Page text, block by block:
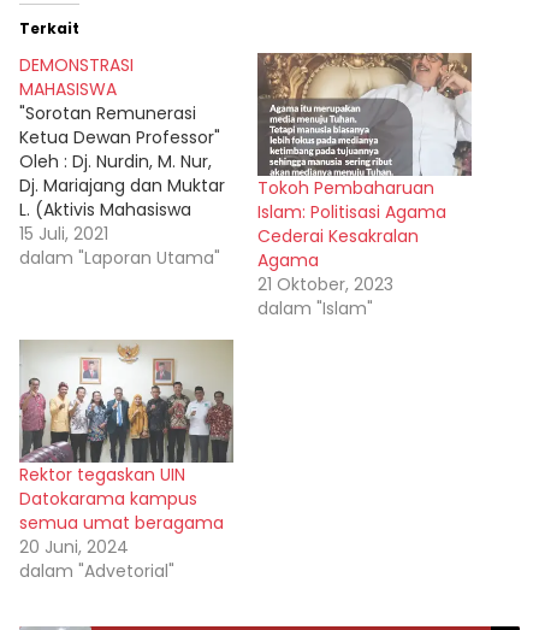
Terkait
DEMONSTRASI
MAHASISWA
"Sorotan Remunerasi
Ketua Dewan Professor"
Oleh : Dj. Nurdin, M. Nur,
Dj. Mariajang dan Muktar
L. (Aktivis Mahasiswa
Tahun 80 an). Prof.Dr.A.
Mattulada, Rektor
mengumpulkan para
tokoh mahasiswa saat
beliau pulang dari
Belanda sekitar tahun
1984 an. Kami termasuk
yang ikut serta.…
15 Juli, 2021
dalam "Laporan Utama"
Tokoh Pembaharuan
Islam: Politisasi Agama
Cederai Kesakralan
Agama
21 Oktober, 2023
dalam "Islam"
Rektor tegaskan UIN
Datokarama kampus
semua umat beragama
20 Juni, 2024
dalam "Advetorial"